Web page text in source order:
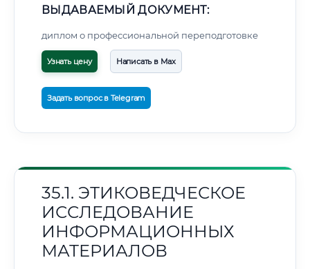
ВЫДАВАЕМЫЙ ДОКУМЕНТ:
диплом о профессиональной переподготовке
Узнать цену Написать в Max
Задать вопрос в Telegram
35.1. ЭТИКОВЕДЧЕСКОЕ
ИССЛЕДОВАНИЕ
ИНФОРМАЦИОННЫХ
МАТЕРИАЛОВ